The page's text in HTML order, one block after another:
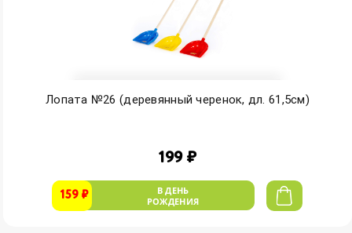
Лопата №26 (деревянный черенок, дл. 61,5см)
199 ₽
159 ₽
В ДЕНЬ
РОЖДЕНИЯ